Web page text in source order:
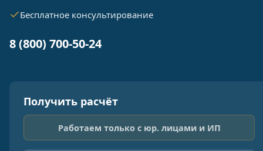
Бесплатное консультирование
8 (800) 700-50-24
Получить расчёт
Работаем только с юр. лицами и ИП